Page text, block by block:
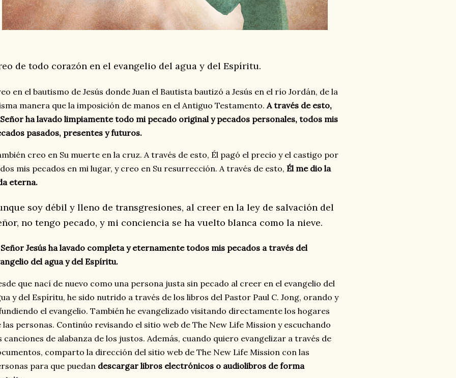
de todo corazón en el evangelio del agua y del Espíritu.
en el bautismo de Jesús donde Juan el Bautista bautizó a Jesús en el río Jordán, de la
manera que la imposición de manos en el Antiguo Testamento. A través de esto,
ha lavado limpiamente todo mi pecado original y pecados personales, todos mis
pasados, presentes y futuros.
creo en Su muerte en la cruz. A través de esto, Él pagó el precio y el castigo por
mis pecados en mi lugar, y creo en Su resurrección. A través de esto, Él me dio la
eterna.
soy débil y lleno de transgresiones, al creer en la ley de salvación del
no tengo pecado, y mi conciencia se ha vuelto blanca como la nieve.
Jesús ha lavado completa y eternamente todos mis pecados a través del
del agua y del Espíritu.
que nací de nuevo como una persona justa sin pecado al creer en el evangelio del
y del Espíritu, he sido nutrido a través de los libros del Pastor Paul C. Jong, orando y
el evangelio. También he evangelizado visitando directamente los hogares
las personas. Continúo revisando el sitio web de The New Life Mission y escuchando
canciones de alabanza de los justos. Además, cuando quiero evangelizar a través de
comparto la dirección del sitio web de The New Life Mission con las
para que puedan descargar libros electrónicos o audiolibros de forma